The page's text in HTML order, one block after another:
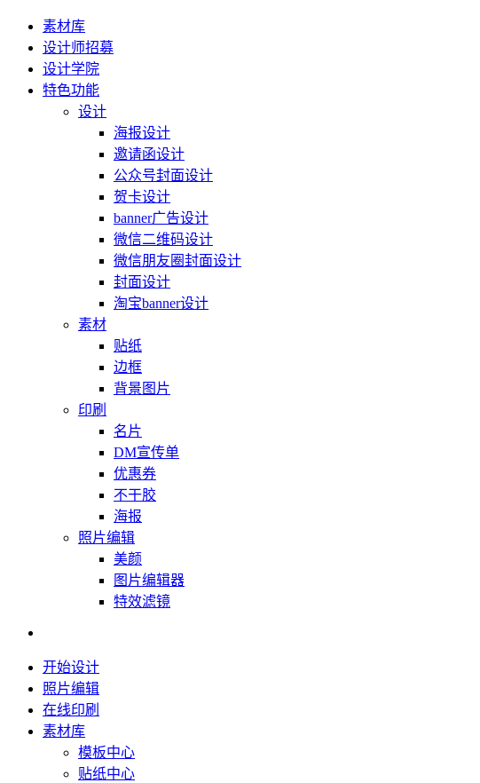
素材库
设计师招募
设计学院
特色功能
设计
海报设计
邀请函设计
公众号封面设计
贺卡设计
banner广告设计
微信二维码设计
微信朋友圈封面设计
封面设计
淘宝banner设计
素材
贴纸
边框
背景图片
印刷
名片
DM宣传单
优惠券
不干胶
海报
照片编辑
美颜
图片编辑器
特效滤镜
开始设计
照片编辑
在线印刷
素材库
模板中心
贴纸中心